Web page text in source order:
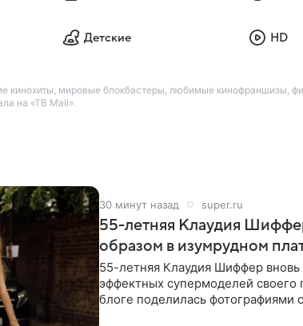
Детские HD
кинохиты, мировые блокбастеры, любимые кинофраншизы,
на «ТВ Mail».
30 минут назад super.ru
55-летняя Клаудия
образом в изумрудном
55-летняя Клаудия Шиффер вновь
эффектных супермоделей своего
блоге поделилась фотографиями